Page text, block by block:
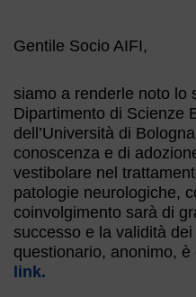
Gentile Socio AIFI,
siamo a renderle noto lo
Dipartimento di Scienze
dell’Università di
conoscenza e di
vestibolare nel
patologie neurologiche,
coinvolgimento sarà di
successo e la validità
questionario, anonimo,
link.